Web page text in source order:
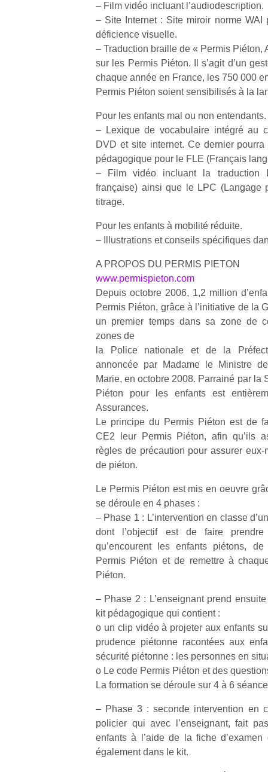
– Film vidéo incluant l’audiodescription.
– Site Internet : Site miroir norme WAI
déficience visuelle.
– Traduction braille de « Permis Piéton,
sur les Permis Piéton. Il s’agit d’un
chaque année en France, les 750 000
Permis Piéton soient sensibilisés à la
Pour les enfants mal ou non entendants.
– Lexique de vocabulaire intégré au
DVD et site internet. Ce dernier
pédagogique pour le FLE (Français
– Film vidéo incluant la traduction
française) ainsi que le LPC (Langage
titrage.
Pour les enfants à mobilité réduite.
– Illustrations et conseils spécifiques
A PROPOS DU PERMIS PIETON
www.permispieton.com
Depuis octobre 2006, 1,2 million
Permis Piéton, grâce à l’initiative de la
un premier temps dans sa zone de
zones de
la Police nationale et de la
annoncée par Madame le Ministre
Marie, en octobre 2008. Parrainé par la
Piéton pour les enfants est
Assurances.
Le principe du Permis Piéton est de
CE2 leur Permis Piéton, afin qu’ils
règles de précaution pour assurer
de piéton.
Le Permis Piéton est mis en oeuvre
se déroule en 4 phases :
– Phase 1 : L’intervention en classe
dont l’objectif est de faire
qu’encourent les enfants piétons, de
Permis Piéton et de remettre à
Piéton.
– Phase 2 : L’enseignant prend
kit pédagogique qui contient :
o un clip vidéo à projeter aux enfants
prudence piétonne racontées aux
sécurité piétonne : les personnes en
o Le code Permis Piéton et des
La formation se déroule sur 4 à 6
– Phase 3 : seconde intervention en
policier qui avec l’enseignant, fait
enfants à l’aide de la fiche
également dans le kit.
…
NextGen,
une
nouvelle
trottinette
mécanique
Les
enfants
débordent
d’énergie.
Varier les
occupations
n’est pas
toujours
divertissement,
activité
physique
apprentissage…
Des
pour les
grands et
les petits !
vacances
estivales
et avec le
retour des
jours, c’est
rêvée
pour les
de